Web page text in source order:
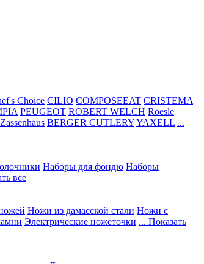
Choice CILIO COMPOSEEAT CRISTEMA
PEUGEOT ROBERT WELCH Roesle
Zassenhaus BERGER CUTLERYYAXELL ...
Наборы для фондю Наборы
все
Ножи из дамасской стали Ножи с
Электрические ножеточки ... Показать